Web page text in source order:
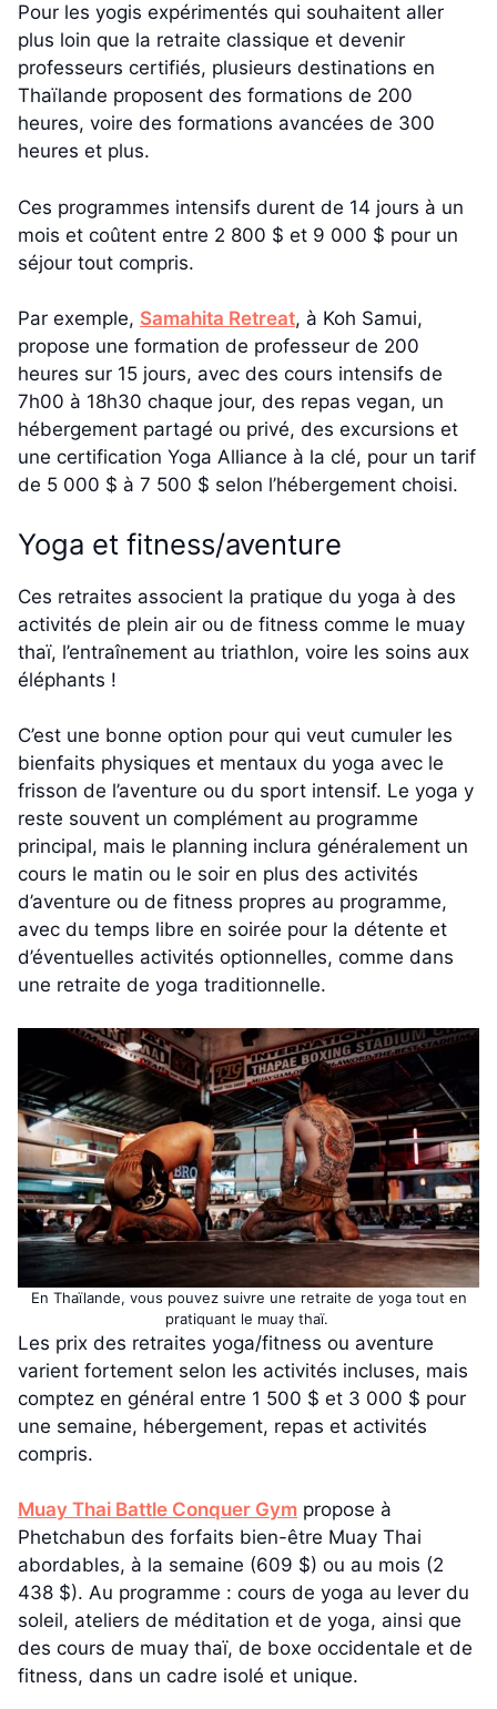
Pour les yogis expérimentés qui souhaitent aller
plus loin que la retraite classique et devenir
professeurs certifiés, plusieurs destinations en
Thaïlande proposent des formations de 200
heures, voire des formations avancées de 300
heures et plus.
Ces programmes intensifs durent de 14 jours à un
mois et coûtent entre 2 800 $ et 9 000 $ pour un
séjour tout compris.
Par exemple, Samahita Retreat, à Koh Samui,
propose une formation de professeur de 200
heures sur 15 jours, avec des cours intensifs de
7h00 à 18h30 chaque jour, des repas vegan, un
hébergement partagé ou privé, des excursions et
une certification Yoga Alliance à la clé, pour un tarif
de 5 000 $ à 7 500 $ selon l’hébergement choisi.
Yoga et fitness/aventure
Ces retraites associent la pratique du yoga à des
activités de plein air ou de fitness comme le muay
thaï, l’entraînement au triathlon, voire les soins aux
éléphants !
C’est une bonne option pour qui veut cumuler les
bienfaits physiques et mentaux du yoga avec le
frisson de l’aventure ou du sport intensif. Le yoga y
reste souvent un complément au programme
principal, mais le planning inclura généralement un
cours le matin ou le soir en plus des activités
d’aventure ou de fitness propres au programme,
avec du temps libre en soirée pour la détente et
d’éventuelles activités optionnelles, comme dans
une retraite de yoga traditionnelle.
En Thaïlande, vous pouvez suivre une retraite de yoga tout en
pratiquant le muay thaï.
Les prix des retraites yoga/fitness ou aventure
varient fortement selon les activités incluses, mais
comptez en général entre 1 500 $ et 3 000 $ pour
une semaine, hébergement, repas et activités
compris.
Muay Thai Battle Conquer Gym propose à
Phetchabun des forfaits bien-être Muay Thai
abordables, à la semaine (609 $) ou au mois (2
438 $). Au programme : cours de yoga au lever du
soleil, ateliers de méditation et de yoga, ainsi que
des cours de muay thaï, de boxe occidentale et de
fitness, dans un cadre isolé et unique.